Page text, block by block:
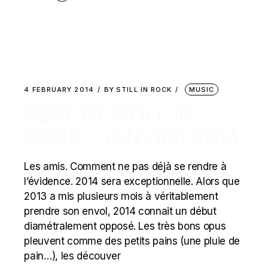
4 FEBRUARY 2014 BY STILL IN ROCK MUSIC
Les amis. Comment ne pas déjà se rendre à
l’évidence. 2014 sera exceptionnelle. Alors que
2013 a mis plusieurs mois à véritablement
prendre son envol, 2014 connait un début
diamétralement opposé. Les très bons opus
pleuvent comme des petits pains (une pluie de
pain…), les découver